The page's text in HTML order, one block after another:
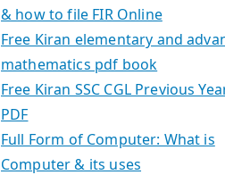
& how to file FIR Online
Free Kiran elementary and
mathematics pdf book
Free Kiran SSC CGL Previous
PDF
Full Form of Computer: What is
Computer & its uses